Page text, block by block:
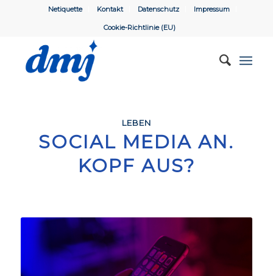
Netiquette Kontakt Datenschutz Impressum
Cookie-Richtlinie (EU)
LEBEN
SOCIAL MEDIA AN.
KOPF AUS?